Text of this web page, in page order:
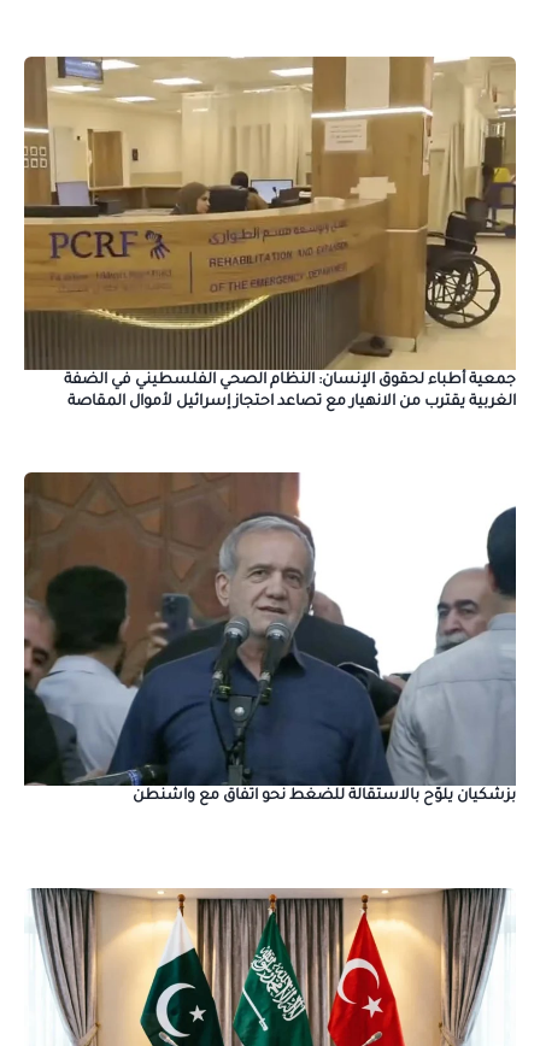
جمعية أطباء لحقوق الإنسان: النظام الصحي الفلسطيني في الضفة
الغربية يقترب من الانهيار مع تصاعد احتجاز إسرائيل لأموال المقاصة
بزشكيان يلوّح بالاستقالة للضغط نحو اتفاق مع واشنطن